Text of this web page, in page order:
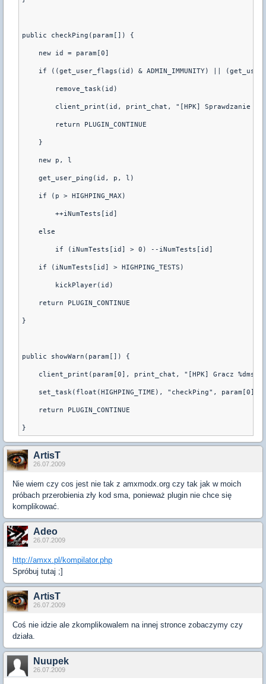
public checkPing(param[]) {
    new id = param[0]
if ((get_user_flags(id) & ADMIN_IMMUNITY) ||
        remove_task(id)
client_print(id, print_chat, "[HPK] Sprawdzanie
        return PLUGIN_CONTINUE
    }
    new p, l
    get_user_ping(id, p, l)
    if (p > HIGHPING_MAX)
        ++iNumTests[id]
    else
        if (iNumTests[id] > 0) --iNumTests[id]
    if (iNumTests[id] > HIGHPING_TESTS)
        kickPlayer(id)
    return PLUGIN_CONTINUE
}
public showWarn(param[]) {
client_print(param[0], print_chat, "[HPK] Gracz %dms
set_task(float(HIGHPING_TIME), "checkPing", param[0],
    return PLUGIN_CONTINUE
}
ArtisT
26.07.2009
Nie wiem czy cos jest nie tak z amxmodx.org czy tak jak w moich
próbach przerobienia zły kod sma, ponieważ plugin nie chce się
komplikować.
Adeo
26.07.2009
http://amxx.pl/kompilator.php
Spróbuj tutaj ;]
ArtisT
26.07.2009
Coś nie idzie ale zkomplikowalem na innej stronce zobaczymy czy
działa.
Nuupek
26.07.2009